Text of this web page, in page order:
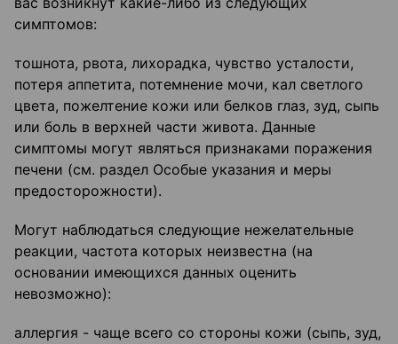
симптомов:
тошнота, рвота, лихорадка, чувство усталости,
потеря аппетита, потемнение мочи, кал светлого
цвета, пожелтение кожи или белков глаз, зуд, сыпь
или боль в верхней части живота. Данные
симптомы могут являться признаками поражения
печени (см. раздел Особые указания и меры
предосторожности).
Могут наблюдаться следующие нежелательные
реакции, частота которых неизвестна (на
основании имеющихся данных оценить
невозможно):
аллергия - чаще всего со стороны кожи (сыпь, зуд,